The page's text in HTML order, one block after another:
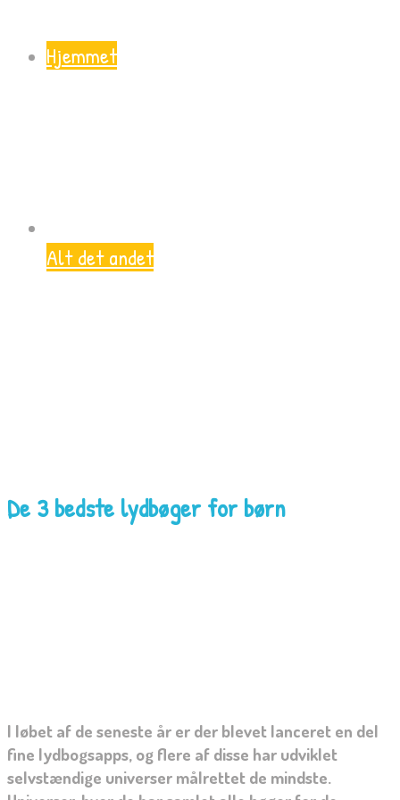
Hjemmet
Alt det andet
De 3 bedste lydbøger for børn
I løbet af de seneste år er der blevet lanceret en del
fine lydbogsapps, og flere af disse har udviklet
selvstændige universer målrettet de mindste.